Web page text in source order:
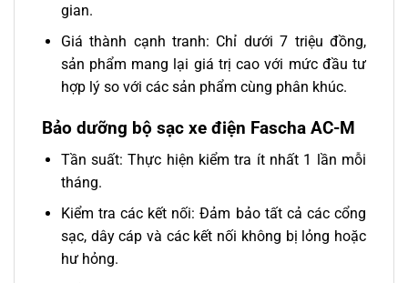
gian.
Giá thành cạnh tranh: Chỉ dưới 7 triệu đồng,
sản phẩm mang lại giá trị cao với mức đầu tư
hợp lý so với các sản phẩm cùng phân khúc.
Bảo dưỡng bộ sạc xe điện Fascha AC-M
Tần suất: Thực hiện kiểm tra ít nhất 1 lần mỗi
tháng.
Kiểm tra các kết nối: Đảm bảo tất cả các cổng
sạc, dây cáp và các kết nối không bị lỏng hoặc
hư hỏng.